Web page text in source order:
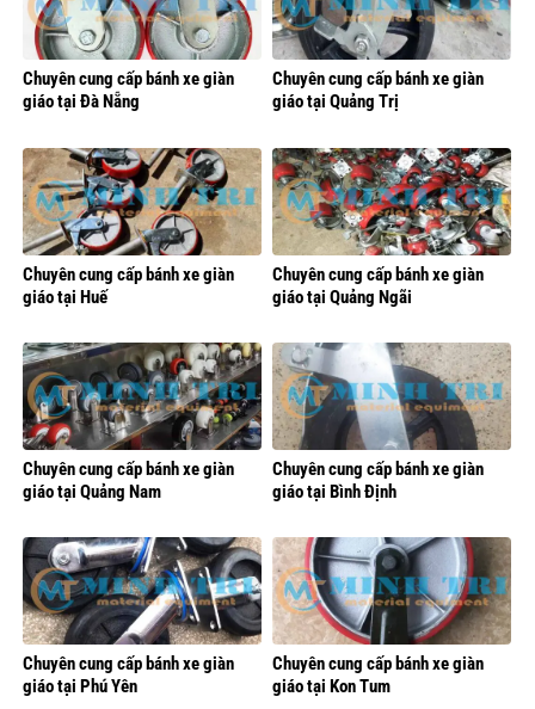
Chuyên cung cấp bánh xe giàn
giáo tại Đà Nẵng
Chuyên cung cấp bánh xe giàn
giáo tại Quảng Trị
Chuyên cung cấp bánh xe giàn
giáo tại Huế
Chuyên cung cấp bánh xe giàn
giáo tại Quảng Ngãi
Chuyên cung cấp bánh xe giàn
giáo tại Quảng Nam
Chuyên cung cấp bánh xe giàn
giáo tại Bình Định
Chuyên cung cấp bánh xe giàn
giáo tại Phú Yên
Chuyên cung cấp bánh xe giàn
giáo tại Kon Tum